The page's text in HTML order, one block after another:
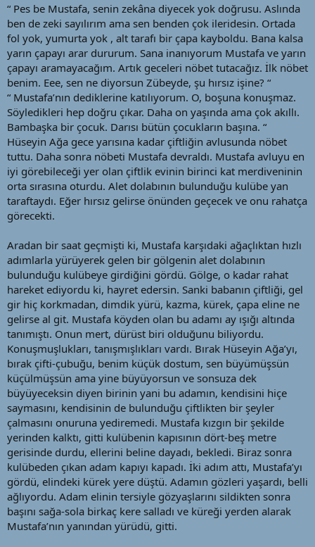
“ Pes be Mustafa, senin zekâna diyecek yok doğrusu. Aslında
ben de zeki sayılırım ama sen benden çok ileridesin. Ortada
fol yok, yumurta yok , alt tarafı bir çapa kayboldu. Bana kalsa
yarın çapayı arar dururum. Sana inanıyorum Mustafa ve yarın
çapayı aramayacağım. Artık geceleri nöbet tutacağız. İlk nöbet
benim. Eee, sen ne diyorsun Zübeyde, şu hırsız işine? “
“ Mustafa’nın dediklerine katılıyorum. O, boşuna konuşmaz.
Söyledikleri hep doğru çıkar. Daha on yaşında ama çok akıllı.
Bambaşka bir çocuk. Darısı bütün çocukların başına. “
Hüseyin Ağa gece yarısına kadar çiftliğin avlusunda nöbet
tuttu. Daha sonra nöbeti Mustafa devraldı. Mustafa avluyu en
iyi görebileceği yer olan çiftlik evinin birinci kat merdiveninin
orta sırasına oturdu. Alet dolabının bulunduğu kulübe yan
taraftaydı. Eğer hırsız gelirse önünden geçecek ve onu rahatça
görecekti.
Aradan bir saat geçmişti ki, Mustafa karşıdaki ağaçlıktan hızlı
adımlarla yürüyerek gelen bir gölgenin alet dolabının
bulunduğu kulübeye girdiğini gördü. Gölge, o kadar rahat
hareket ediyordu ki, hayret edersin. Sanki babanın çiftliği, gel
gir hiç korkmadan, dimdik yürü, kazma, kürek, çapa eline ne
gelirse al git. Mustafa köyden olan bu adamı ay ışığı altında
tanımıştı. Onun mert, dürüst biri olduğunu biliyordu.
Konuşmuşlukları, tanışmışlıkları vardı. Bırak Hüseyin Ağa’yı,
bırak çifti-çubuğu, benim küçük dostum, sen büyümüşsün
küçülmüşsün ama yine büyüyorsun ve sonsuza dek
büyüyeceksin diyen birinin yani bu adamın, kendisini hiçe
saymasını, kendisinin de bulunduğu çiftlikten bir şeyler
çalmasını onuruna yediremedi. Mustafa kızgın bir şekilde
yerinden kalktı, gitti kulübenin kapısının dört-beş metre
gerisinde durdu, ellerini beline dayadı, bekledi. Biraz sonra
kulübeden çıkan adam kapıyı kapadı. İki adım attı, Mustafa’yı
gördü, elindeki kürek yere düştü. Adamın gözleri yaşardı, belli
ağlıyordu. Adam elinin tersiyle gözyaşlarını sildikten sonra
başını sağa-sola birkaç kere salladı ve küreği yerden alarak
Mustafa’nın yanından yürüdü, gitti.